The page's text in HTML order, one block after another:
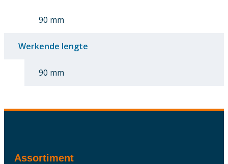
90 mm
Werkende lengte
90 mm
Assortiment